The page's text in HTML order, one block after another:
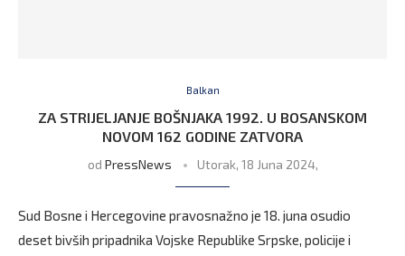
Balkan
ZA STRIJELJANJE BOŠNJAKA 1992. U BOSANSKOM
NOVOM 162 GODINE ZATVORA
od PressNews Utorak, 18 Juna 2024,
Sud Bosne i Hercegovine pravosnažno je 18. juna osudio
deset bivših pripadnika Vojske Republike Srpske, policije i